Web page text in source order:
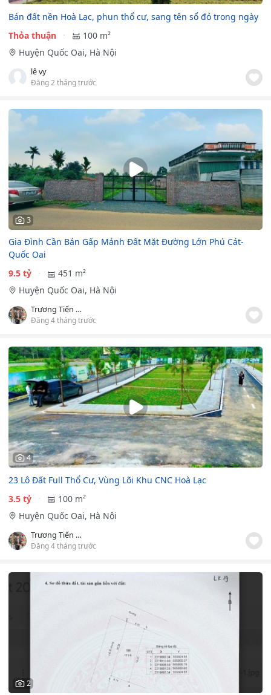
Bán đất nền Hoà Lạc, phun thổ cư, sang tên sổ đỏ trong ngày
Thỏa thuận
100 m²
Huyện Quốc Oai, Hà Nội
lê vy
Đăng 2 tháng trước
3
Gia Đình Cần Bán Gấp Mảnh Đất Mặt Đường Lớn Phú Cát-
Quốc Oai
9.5 tỷ
451 m²
Huyện Quốc Oai, Hà Nội
Trương Tiến Đạt
Đăng 4 tháng trước
4
23 Lô Đất Full Thổ Cư, Vùng Lõi Khu CNC Hoà Lạc
3.5 tỷ
100 m²
Huyện Quốc Oai, Hà Nội
Trương Tiến Đạt
Đăng 4 tháng trước
2